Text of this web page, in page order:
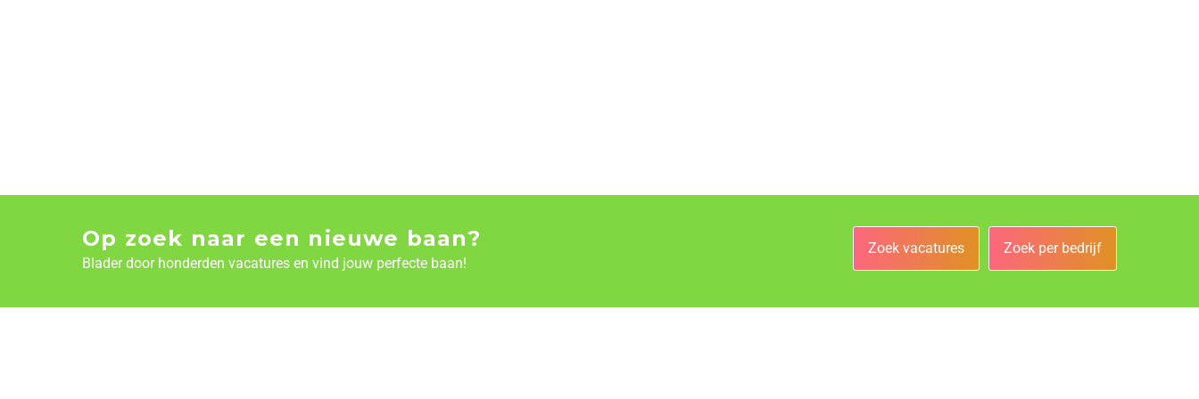
Op zoek naar een nieuwe baan?
Blader door honderden vacatures en vind jouw perfecte baan!
Zoek vacatures Zoek per bedrijf